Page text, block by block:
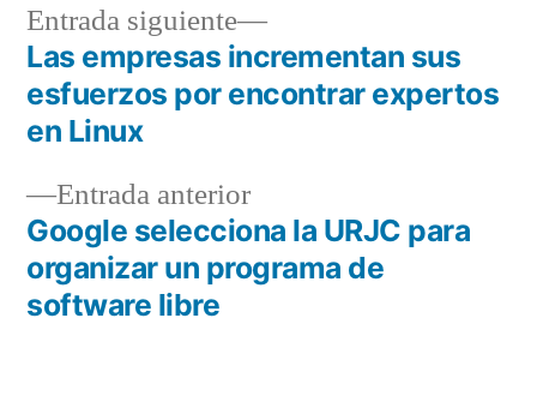
Navegación
de
entradas
Entrada anteriorEntrada
anterior:
Google selecciona la URJC para
organizar un programa de
software libre
Entrada siguiente
Entrada
siguiente:
Las empresas incrementan sus
esfuerzos por encontrar expertos
en Linux